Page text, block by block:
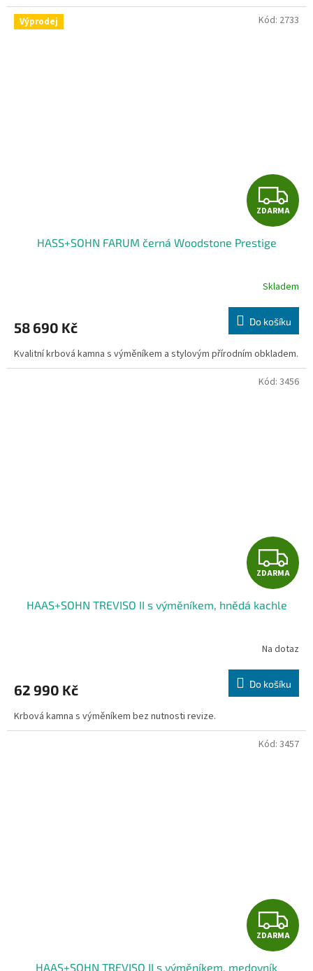
Výprodej
Z
D
R
M
A
ZDARMA
HASS+SOHN FARUM černá Woodstone Prestige
Skladem
58 690 Kč Do košíku
Kvalitní krbová kamna s výměníkem a stylovým přírodním obkladem.
Kód: 2733
Z
D
R
M
A
ZDARMA
HAAS+SOHN TREVISO II s výměníkem, hnědá kachle
Na dotaz
62 990 Kč Do košíku
Krbová kamna s výměníkem bez nutnosti revize.
Kód: 3456
Z
D
ZDARMA
HAAS+SOHN TREVISO II s výměníkem, medovník
Kód: 3457